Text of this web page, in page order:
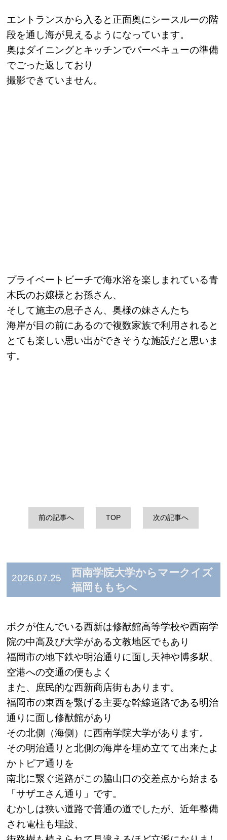
エントランスから入ると正面奥にシースルーの階
段を通し海が見えるようになっています。
奥はダイニングとキッチンでバーベキューの準備
でごった返しており
撮影できていません。
プライベートビーチで海水浴を楽しまれている青
木氏のお嬢様とお孫さん、
そして施主の息子さん、奥様の妹さんたち
海岸が目の前にあるので複数家族で利用されると
とても楽しい思い出ができそうな施設だと思いま
す。
前の記事へ TOP 次の記事へ
2026.07.25
西南学院大学からマークイズ
福岡ももちへ
ボクが住んでいる西新は修猷館高等学校や西南学
院の中高及び大学がある文教地区でもあり
福岡市の地下鉄や明治通りに面し天神や博多駅、
空港への交通の便もよく
また、庶民的な西新商店街もあります。
福岡市の東西を繋げる主要な幹線道路である明治
通りに面し修猷館があり
その北側（海側）に西南学院大学があります。
その明治通りと北側の海岸を埋め立てて出来たよ
かトピア通りを
南北に繋ぐ道路がこの脇山口の交差点から始まる
「サザエさん通り」です。
むかしは狭い道路で普通の道でしたが、近年整備
され電柱も埋設、